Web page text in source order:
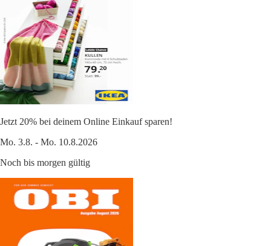
Jetzt 20% bei deinem Online Einkauf sparen!
Mo. 3.8. - Mo. 10.8.2026
Noch bis morgen gültig